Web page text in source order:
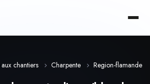
chantiers Charpente Region-flamande